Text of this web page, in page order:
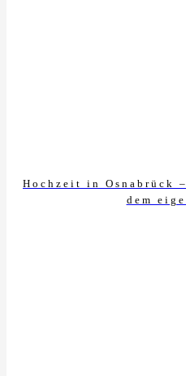
Hochzeit in Osnabrück
dem